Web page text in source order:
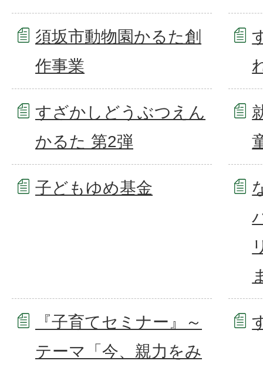
須坂市動物園かるた創
作事業
すざかしどうぶつえん
かるた 第2弾
子どもゆめ基金
『子育てセミナー』～
テーマ「今、親力をみ